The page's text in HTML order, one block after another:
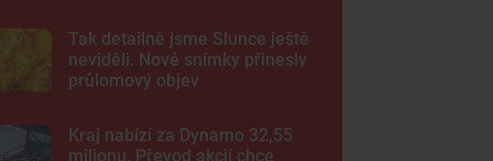
Tak detailně jsme Slunce ještě
neviděli. Nové snímky přinesly
průlomový objev
Kraj nabízí za Dynamo 32,55
milionu. Převod akcií chce